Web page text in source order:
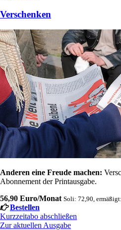
Verschenken
Anderen eine Freude machen:
Abonnement der Printausgabe.
56,90 Euro/Monat Soli: 72,90,
Bestellen
Kurzzeitabo abschließen
Zur aktuellen Ausgabe